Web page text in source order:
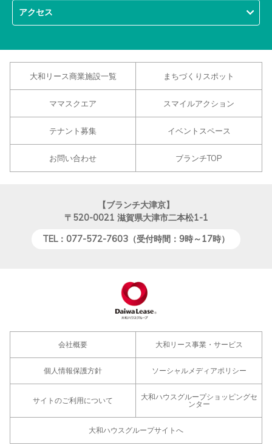
アクセス
大和リース商業施設一覧 まちづくりスポット
ママスクエア スマイルアクション
テナント募集 イベントスペース
お問い合わせ ブランチTOP
【ブランチ大津京】
〒520-0021 滋賀県大津市二本松1-1
TEL：077-572-7603（受付時間：9時～17時）
会社概要 大和リース事業・サービス
個人情報保護方針 ソーシャルメディアポリシー
サイトのご利用について
大和ハウスグループショッピングセ
ンター
大和ハウスグループサイトへ